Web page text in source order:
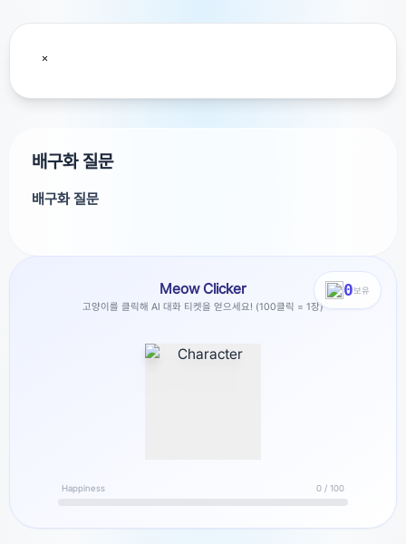
배구화 질문
배구화 질문
0보유
Meow Clicker
고양이를 클릭해 AI 대화 티켓을 얻으세요! (100클릭 = 1장)
Happiness 0 / 100